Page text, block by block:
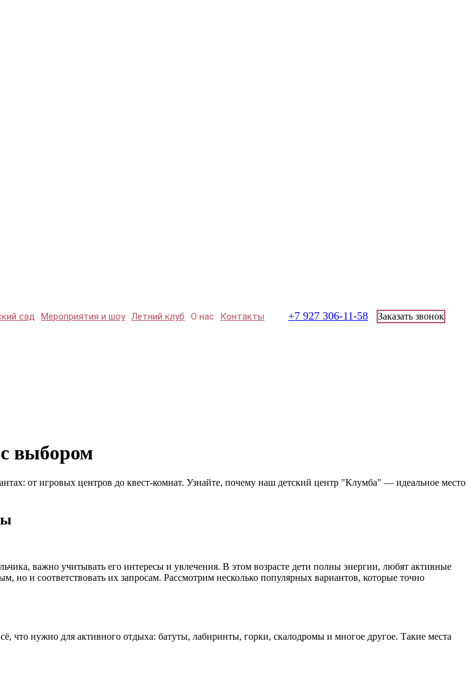
сад Мероприятия и шоу Летний клуб О нас Контакты +7 927 306-11-58 Заказать звонок
выбором
от игровых центров до квест-комнат. Узнайте, почему наш детский центр "Клумба" — идеальное место
важно учитывать его интересы и увлечения. В этом возрасте дети полны энергии, любят активные
но и соответствовать их запросам. Рассмотрим несколько популярных вариантов, которые точно
что нужно для активного отдыха: батуты, лабиринты, горки, скалодромы и многое другое. Такие места